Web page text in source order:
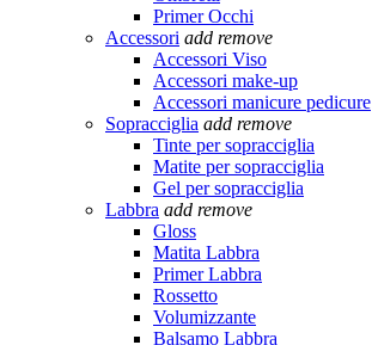
Primer Occhi
Accessori add remove
Accessori Viso
Accessori make-up
Accessori manicure pedicure
Sopracciglia add remove
Tinte per sopracciglia
Matite per sopracciglia
Gel per sopracciglia
Labbra add remove
Gloss
Matita Labbra
Primer Labbra
Rossetto
Volumizzante
Balsamo Labbra